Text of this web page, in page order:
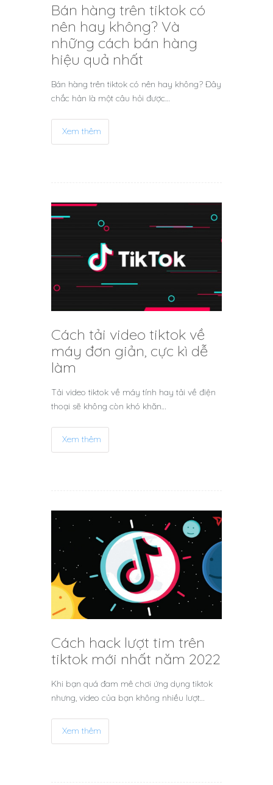
Bán hàng trên tiktok có
nên hay không? Và
những cách bán hàng
hiệu quả nhất
Bán hàng trên tiktok có nên hay không? Đây
chắc hản là một câu hỏi được…
Xem thêm
Cách tải video tiktok về
máy đơn giản, cực kì dễ
làm
Tải video tiktok về máy tính hay tải về điện
thoại sẽ không còn khó khăn…
Xem thêm
Cách hack lượt tim trên
tiktok mới nhất năm 2022
Khi bạn quá đam mê chơi ứng dụng tiktok
nhưng, video của bạn không nhiều lượt…
Xem thêm